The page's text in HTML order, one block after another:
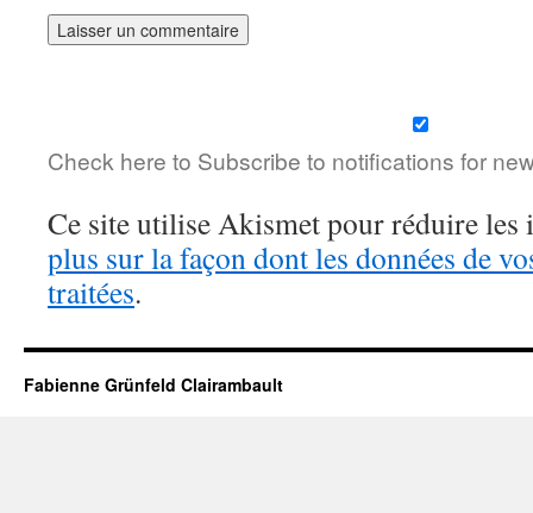
Check here to Subscribe to notifications for
Ce site utilise Akismet pour réduire les
plus sur la façon dont les données de
traitées.
Fabienne Grünfeld Clairambault